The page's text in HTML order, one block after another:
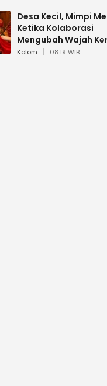
Desa Kecil, Mimpi
Ketika Kolaborasi
Mengubah Wajah
Kolom 08:19 WIB